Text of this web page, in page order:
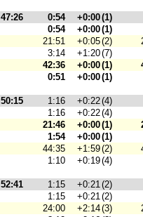
47:26 0:54 +0:00(1)
0:54
+0:00(1)
21:51
+0:05(2)
3:14
+1:20(7)
42:36
+0:00(1)
0:51
+0:00(1)
50:15 1:16 +0:22(4)
1:16
+0:22(4)
21:46
+0:00(1)
1:54
+0:00(1)
44:35
+1:59(2)
1:10
+0:19(4)
52:41 1:15 +0:21(2)
1:15
+0:21(2)
24:00
+2:14(3)